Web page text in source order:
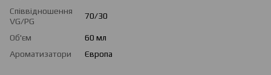
Співвідношення
VG/PG
70/30
Об'єм
60 мл
Ароматизатори
Європа